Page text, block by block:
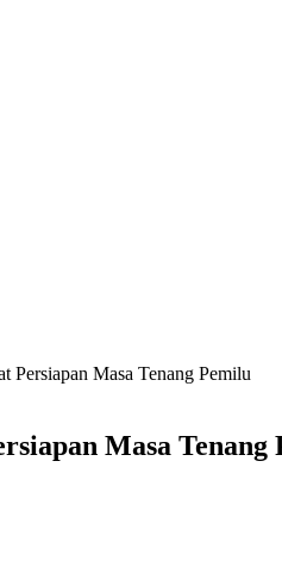
Masa Tenang Pemilu
Masa Tenang